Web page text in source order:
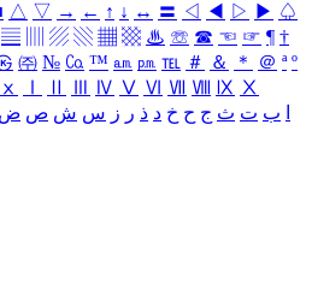
△ ▽ → ← ↑ ↓ ↔ 〓 ◁ ◀ ▷ ▶ ♤
▤ ▨ ▧ ▦ ▩ ♨ ☏ ☎ ☜ ☞ ¶ †
㈜ № ㏇ ™ ㏂ ㏘ ℡ ＃ ＆ ＊ ＠ ª º
ⅹ Ⅳ Ⅴ Ⅵ Ⅶ Ⅷ Ⅸ Ⅹ
ب ت ث ج ح خ د ذ ر ز س ش ص ض